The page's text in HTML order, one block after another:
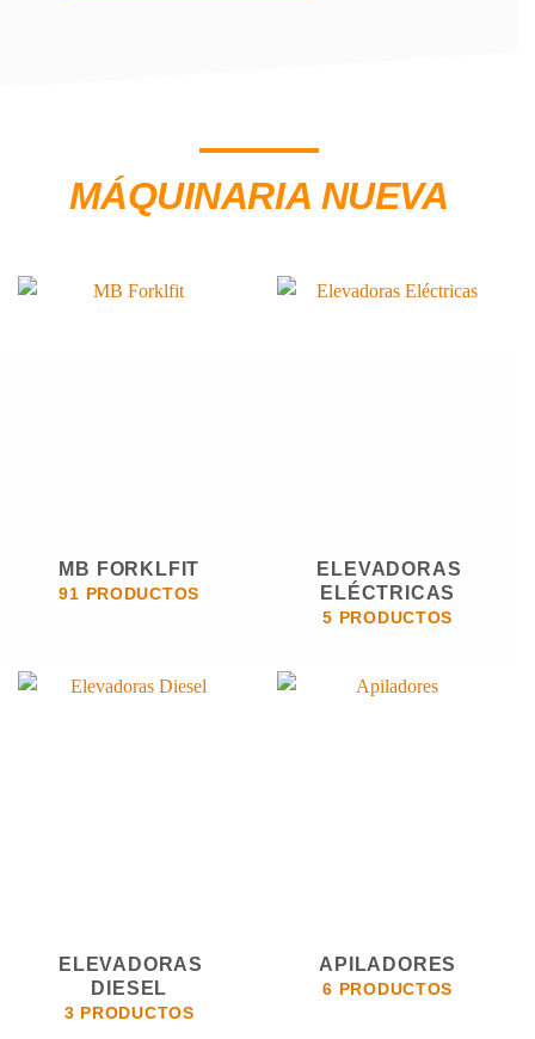
MÁQUINARIA NUEVA
MB FORKLFIT
91 PRODUCTOS
ELEVADORAS
ELÉCTRICAS
5 PRODUCTOS
ELEVADORAS
DIESEL
3 PRODUCTOS
APILADORES
6 PRODUCTOS